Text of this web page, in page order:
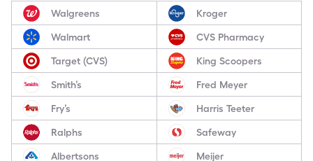
Walgreens Kroger
Walmart CVS Pharmacy
Target (CVS) King Scoopers
Smith’s Fred Meyer
Fry’s Harris Teeter
Ralphs Safeway
Albertsons Meijer